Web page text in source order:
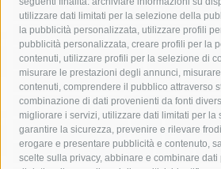
utilizzare dati limitati per la selezione della
la pubblicità personalizzata, utilizzare profili
pubblicità personalizzata, creare profili per la
contenuti, utilizzare profili per la selezione di
misurare le prestazioni degli annunci,
contenuti, comprendere il pubblico attraverso
combinazione di dati provenienti da fonti
migliorare i servizi, utilizzare dati limitati per la
garantire la sicurezza, prevenire e rilevare
erogare e presentare pubblicità e contenuto,
scelte sulla privacy, abbinare e combinare
area marina protetta di punta
Asl Napoli 3 sud
capitaneria di porto
castellammare di stabia
comune di sorrento
concerto
costiera amalfitana
covid-19 eav
fondazione sorrento
gori guardia
lavori
lorenzo balducelli mare